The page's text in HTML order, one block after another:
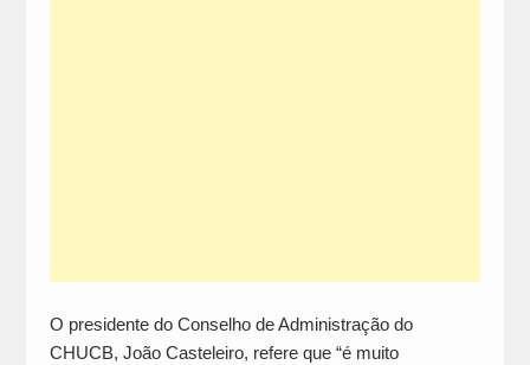
O presidente do Conselho de Administração do
CHUCB, João Casteleiro, refere que “é muito